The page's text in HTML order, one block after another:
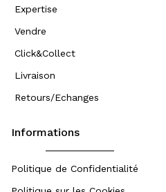
Expertise
Vendre
Click&Collect
Livraison
Retours/Echanges
Informations
Politique de Confidentialité